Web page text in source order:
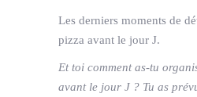
Les derniers moments de
pizza avant le jour J.
Et toi comment as-tu
avant le jour J ? Tu as